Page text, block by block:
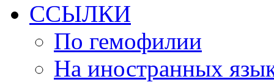
ССЫЛКИ
По гемофилии
На иностранных